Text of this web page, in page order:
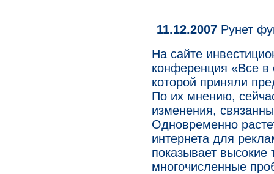
11.12.2007 Рунет
На сайте
конференция «Все в
которой приняли
По их мнению,
изменения,
Одновременно
интернета для
показывает
многочисленные